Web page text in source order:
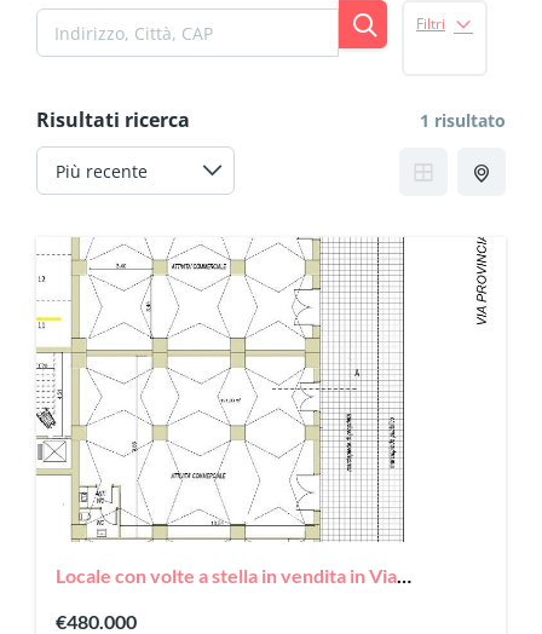
Filtri
Risultati ricerca 1 risultato
Locale con volte a stella in vendita in Via
€480.000